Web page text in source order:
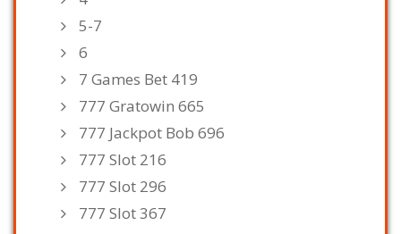
5-7
6
7 Games Bet 419
777 Gratowin 665
777 Jackpot Bob 696
777 Slot 216
777 Slot 296
777 Slot 367